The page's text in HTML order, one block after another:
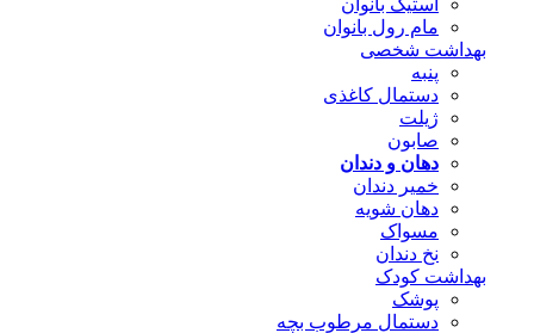
مام رول بانوان
بهداشت شخصی
پنبه
دستمال کاغذی
ژیلت
صابون
دهان و دندان
خمیر دندان
دهان شویه
مسواک
نخ دندان
بهداشت کودک
پوشک
دستمال مرطوب بچه